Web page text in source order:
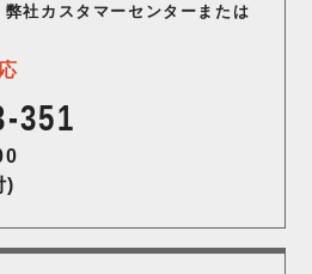
社カスタマーセンター または
351
)